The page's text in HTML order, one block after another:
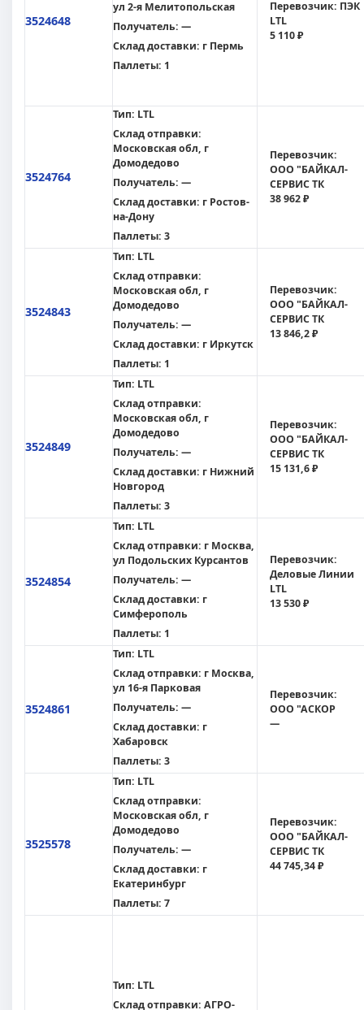
3524648
ул 2-я Мелитопольская
Получатель: —
Склад доставки: г Пермь
Паллеты: 1
Перевозчик: ПЭК
LTL
5 110 ₽
3524764
Тип: LTL
Склад отправки:
Московская обл, г
Домодедово
Получатель: —
Склад доставки: г Ростов-
на-Дону
Паллеты: 3
Перевозчик:
ООО "БАЙКАЛ-
СЕРВИС ТК
38 962 ₽
3524843
Тип: LTL
Склад отправки:
Московская обл, г
Домодедово
Получатель: —
Склад доставки: г Иркутск
Паллеты: 1
Перевозчик:
ООО "БАЙКАЛ-
СЕРВИС ТК
13 846,2 ₽
3524849
Тип: LTL
Склад отправки:
Московская обл, г
Домодедово
Получатель: —
Склад доставки: г Нижний
Новгород
Паллеты: 3
Перевозчик:
ООО "БАЙКАЛ-
СЕРВИС ТК
15 131,6 ₽
3524854
Тип: LTL
Склад отправки: г Москва,
ул Подольских Курсантов
Получатель: —
Склад доставки: г
Симферополь
Паллеты: 1
Перевозчик:
Деловые Линии
LTL
13 530 ₽
3524861
Тип: LTL
Склад отправки: г Москва,
ул 16-я Парковая
Получатель: —
Склад доставки: г
Хабаровск
Паллеты: 3
Перевозчик:
ООО "АСКОР
—
3525578
Тип: LTL
Склад отправки:
Московская обл, г
Домодедово
Получатель: —
Склад доставки: г
Екатеринбург
Паллеты: 7
Перевозчик:
ООО "БАЙКАЛ-
СЕРВИС ТК
44 745,34 ₽
Тип: LTL
Склад отправки: АГРО-